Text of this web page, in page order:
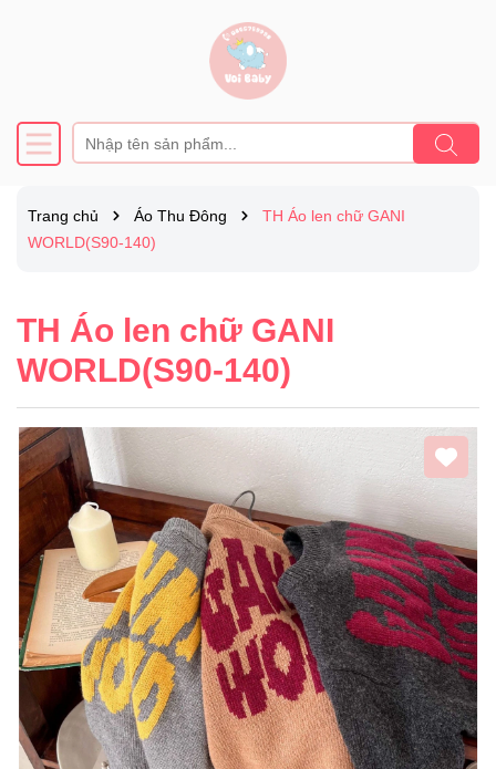
Trang chủ Áo Thu Đông
TH Áo len chữ GANI
WORLD(S90-140)
TH Áo len chữ GANI
WORLD(S90-140)